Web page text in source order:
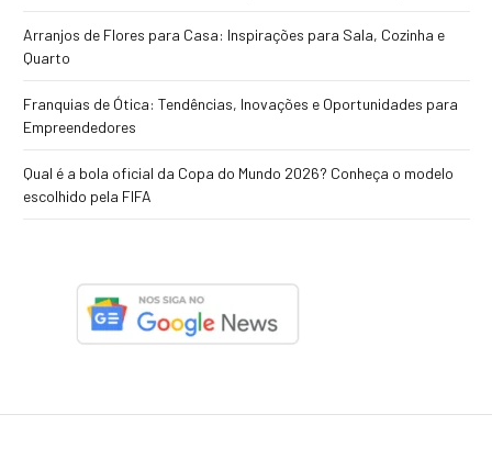
Arranjos de Flores para Casa: Inspirações para Sala, Cozinha e
Quarto
Franquias de Ótica: Tendências, Inovações e Oportunidades para
Empreendedores
Qual é a bola oficial da Copa do Mundo 2026? Conheça o modelo
escolhido pela FIFA